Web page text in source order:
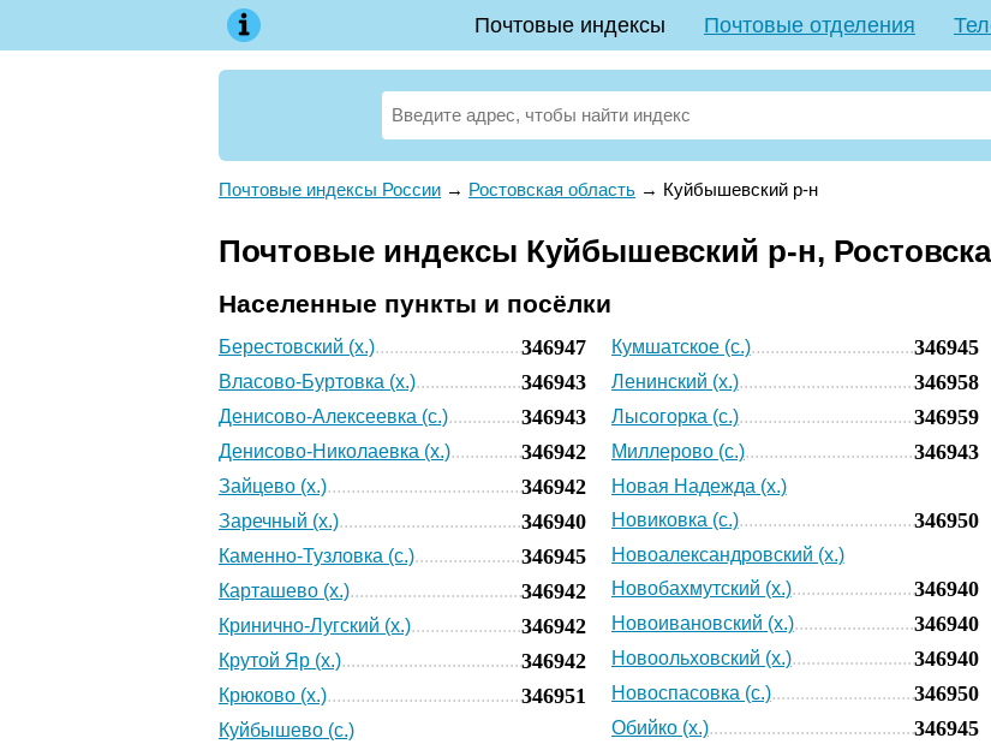
Почтовые индексы Почтовые отделения
Почтовые индексы России → Ростовская область → Куйбышевский р-н
Почтовые индексы Куйбышевский р-н,
Населенные пункты и посёлки
Берестовский (х.) 346947
Власово-Буртовка (х.) 346943
Денисово-Алексеевка (с.) 346943
Денисово-Николаевка (х.) 346942
Зайцево (х.) 346942
Заречный (х.) 346940
Каменно-Тузловка (с.) 346945
Карташево (х.) 346942
Кринично-Лугский (х.) 346942
Крутой Яр (х.) 346942
Крюково (х.) 346951
Куйбышево (с.)
Кумшатское (с.) 346945
Ленинский (х.) 346958
Лысогорка (с.) 346959
Миллерово (с.) 346943
Новая Надежда (х.)
Новиковка (с.)
346950
Новоалександровский (х.)
Новобахмутский (х.)
346940
Новоивановский (х.) 346940
Новоольховский (х.) 346940
Новоспасовка (с.) 346950
Обийко (х.) 346945